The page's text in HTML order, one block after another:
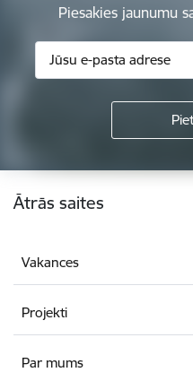
Piesakies jaunumu
Kājene
Ātrās saites
Vakances
Projekti
Par mums